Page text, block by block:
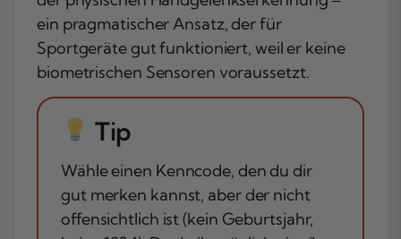
ein pragmatischer Ansatz, der für
Sportgeräte gut funktioniert, weil er keine
biometrischen Sensoren voraussetzt.
Tip
Wähle einen Kenncode, den du dir
gut merken kannst, aber der nicht
offensichtlich ist (kein Geburtsjahr,